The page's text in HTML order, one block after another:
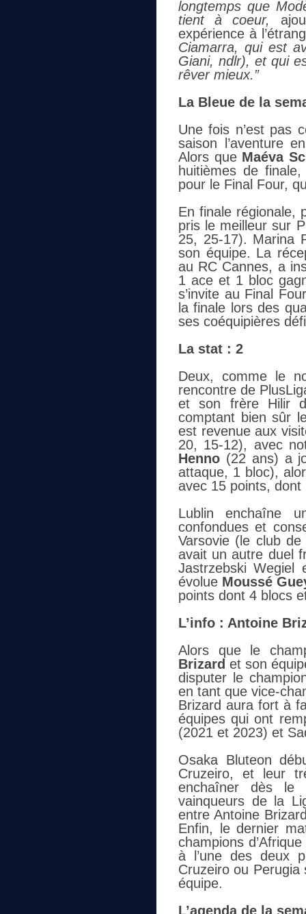
longtemps que
tient à coeur,
expérience à
Ciamarra, qui est
Giani, ndlr), et qui
rêver mieux.”
La Bleue de la
Une fois n’est pas
saison l’aventure
Alors que Maéva
huitièmes de
pour le Final Four,
En finale régionale,
pris le meilleur sur
25, 25-17). Marina
son équipe. La
au RC Cannes, a
1 ace et 1 bloc
s’invite au Final
la finale lors des
ses coéquipières
La stat : 2
Deux, comme le
rencontre de
et son frère Hilir
comptant bien sûr
est revenue aux
20, 15-12), avec
Henno (22 ans) a
attaque, 1 bloc),
avec 15 points,
Lublin enchaîne
confondues et
Varsovie (le club
avait un autre duel
Jastrzebski
évolue Moussé
points dont 4 blocs
L’info : Antoine
Alors que le
Brizard et son
disputer le
en tant que vice-
Brizard aura fort à
équipes qui ont
(2021 et 2023) et
Osaka Bluteon
Cruzeiro, et leur
enchaîner dès le
vainqueurs de la
entre Antoine
Enfin, le dernier
champions
à l’une des deux
Cruzeiro ou
équipe.
L’agenda de la